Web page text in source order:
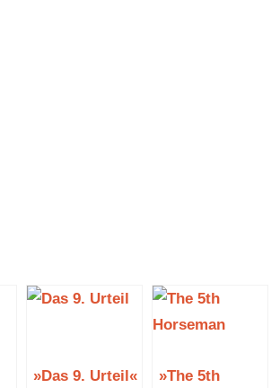
»Das 9. Urteil«
»The 5th